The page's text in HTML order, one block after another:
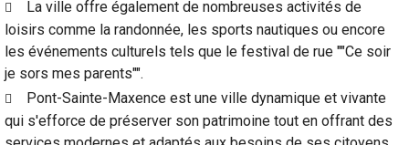
La ville offre également de nombreuses activités de
loisirs comme la randonnée, les sports nautiques ou encore
les événements culturels tels que le festival de rue ""Ce soir
je sors mes parents"".
Pont-Sainte-Maxence est une ville dynamique et vivante
qui s'efforce de préserver son patrimoine tout en offrant des